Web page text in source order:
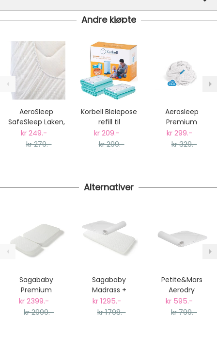
Denne varen er ikke lager hos oss, men vil bli bestilt
lager.
Gratis frakt!
- Vi har fri frakt på ordre over 1499.- Dette
gjelder standard postpakke.
Ekspressfrakt med Bring Express og Widerøe koster
fra kr 129 - og dersom dette er tilgjengelig på ditt
Gjennomsnittlig leveringstid hos Mimmis er en til tre
dager fra bestilling til levering.
Vi har fri retur ved bytte.
Andre kjøpte
AeroSleep
SafeSleep Laken,
60x120cm Hvit
kr 249.-
kr 279.-
Korbell Bleiepose
refill til
Bleiebøtte, 3-
pack
kr 209.-
kr 299.-
Aerosleep
Premium
SafeSleep Laken,
60x120cm Hvit
kr 299.-
kr 329.-
Alternativer
Sagababy
Premium
Madrass til Sebra
Baby&Junior
kr 2399.-
kr 2999.-
Sagababy
Madrass +
Aerodry 3D
Madrassbeskyttelse,
kr 1295.-
kr 1798.-
Petite&Mars
Aerodry
60x120cm
kr 595.-
kr 799.-